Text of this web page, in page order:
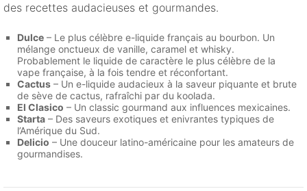
des recettes audacieuses et gourmandes.
Dulce – Le plus célèbre e-liquide français au bourbon. Un
mélange onctueux de vanille, caramel et whisky.
Probablement le liquide de caractère le plus célèbre de la
vape française, à la fois tendre et réconfortant.
Cactus – Un e-liquide audacieux à la saveur piquante et brute
de sève de cactus, rafraîchi par du koolada.
El Clasico – Un classic gourmand aux influences mexicaines.
Starta – Des saveurs exotiques et enivrantes typiques de
l’Amérique du Sud.
Delicio – Une douceur latino-américaine pour les amateurs de
gourmandises.